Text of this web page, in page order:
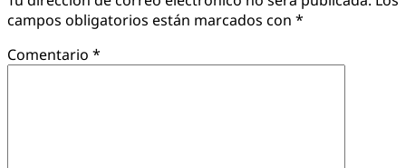
campos obligatorios están marcados con *
Comentario *